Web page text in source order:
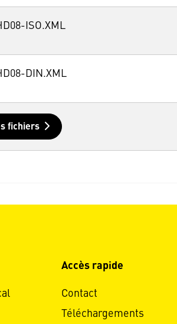
ISO.XML
DIN.XML
fichiers
Accès rapide
Contact
Téléchargements